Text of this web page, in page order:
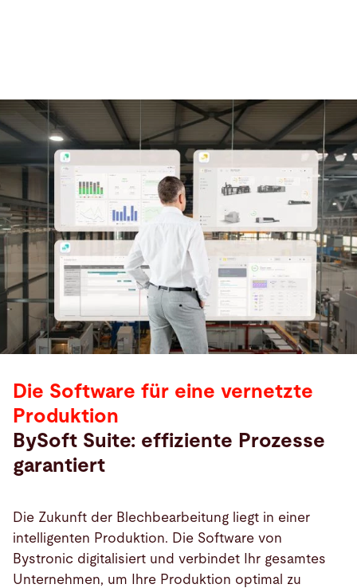
Die Software für eine vernetzte
Produktion
BySoft Suite: effiziente Prozesse
garantiert
Die Zukunft der Blechbearbeitung liegt in einer
intelligenten Produktion. Die Software von
Bystronic digitalisiert und verbindet Ihr gesamtes
Unternehmen, um Ihre Produktion optimal zu